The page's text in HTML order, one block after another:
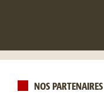
NOS PARTENAIRES